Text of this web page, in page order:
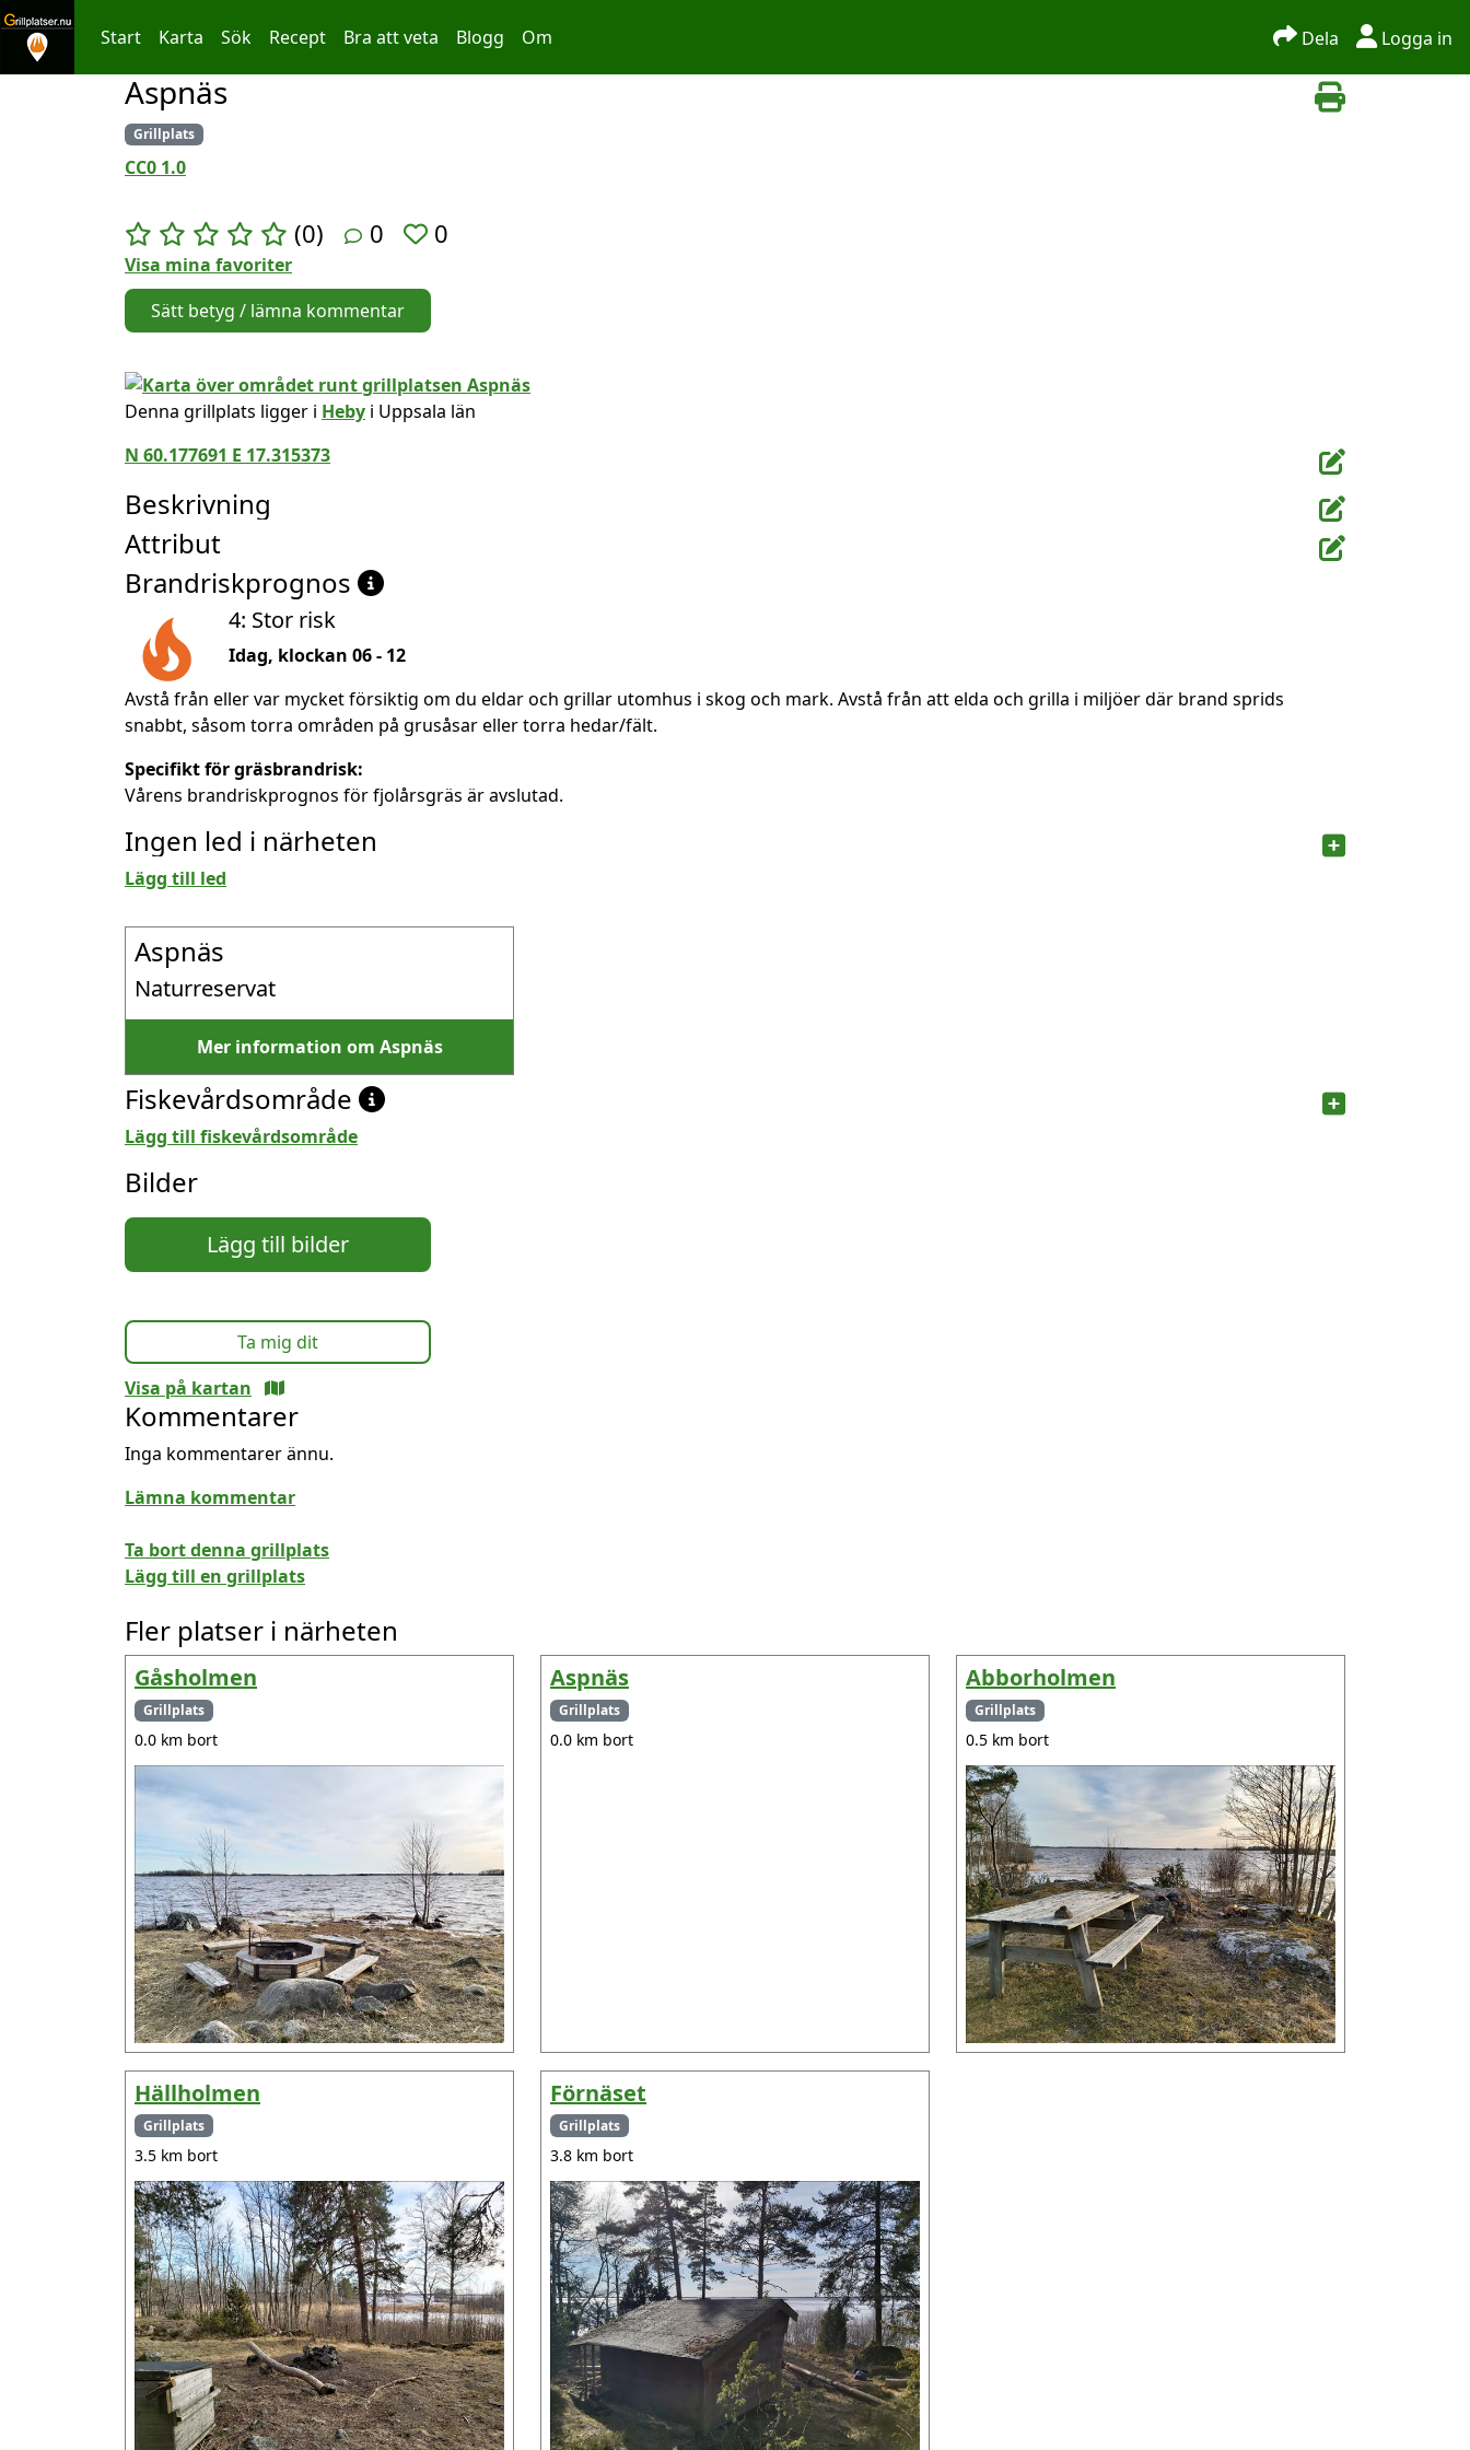
Hoppa till innehållet
Start Karta Sök Recept Bra att veta Blogg Om Dela Logga in
Aspnäs
Grillplats
CC0 1.0
(0) 0 0
Visa mina favoriter
Sätt betyg / lämna kommentar
Denna grillplats ligger i Heby i Uppsala län
N 60.177691 E 17.315373
Beskrivning
Attribut
Brandriskprognos
4: Stor risk
Idag, klockan 06 - 12
Avstå från eller var mycket försiktig om du eldar och grillar utomhus i skog och mark. Avstå från att elda och grilla i miljöer där brand sprids
snabbt, såsom torra områden på grusåsar eller torra hedar/fält.
Specifikt för gräsbrandrisk:
Vårens brandriskprognos för fjolårsgräs är avslutad.
Ingen led i närheten
Lägg till led
Aspnäs
Naturreservat
Mer information om Aspnäs
Fiskevårdsområde
Lägg till fiskevårdsområde
Bilder
Lägg till bilder
Ta mig dit
Visa på kartan
Kommentarer
Inga kommentarer ännu.
Lämna kommentar
Ta bort denna grillplats
Lägg till en grillplats
Fler platser i närheten
Gåsholmen
Grillplats
0.0 km bort
Aspnäs
Grillplats
0.0 km bort
Abborholmen
Grillplats
0.5 km bort
Hällholmen
Grillplats
3.5 km bort
Förnäset
Grillplats
3.8 km bort